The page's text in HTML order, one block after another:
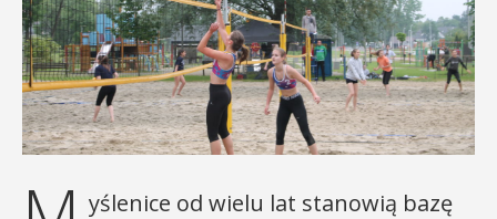
yślenice od wielu lat stanowią bazę